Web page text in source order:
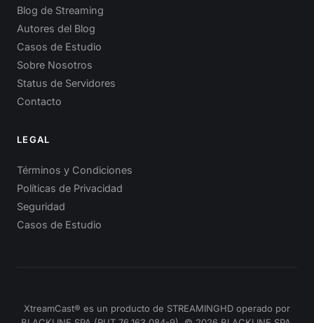
Blog de Streaming
Autores del Blog
Casos de Estudio
Sobre Nosotros
Status de Servidores
Contacto
LEGAL
Términos y Condiciones
Políticas de Privacidad
Seguridad
Casos de Estudio
XtreamCast® es un producto de STREAMINGHD operado por